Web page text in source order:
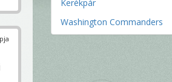
Kerékpár
Washington Commanders